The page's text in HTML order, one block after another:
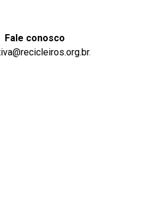
Fale conosco
.